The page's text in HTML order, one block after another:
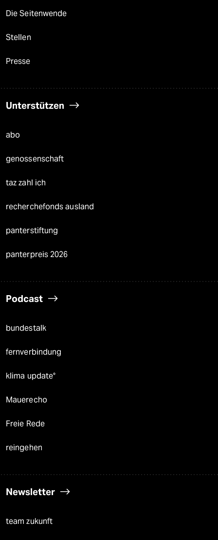
Die Seitenwende
Stellen
Presse
Unterstützen
abo
genossenschaft
taz zahl ich
recherchefonds ausland
panterstiftung
panterpreis 2026
Podcast
bundestalk
fernverbindung
klima update°
Mauerecho
Freie Rede
reingehen
Newsletter
team zukunft